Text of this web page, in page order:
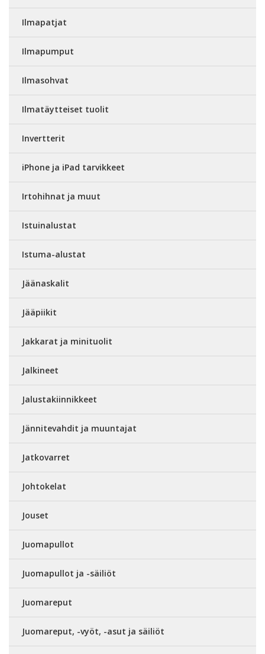
Ilmapatjat
Ilmapumput
Ilmasohvat
Ilmatäytteiset tuolit
Invertterit
iPhone ja iPad tarvikkeet
Irtohihnat ja muut
Istuinalustat
Istuma-alustat
Jäänaskalit
Jääpiikit
Jakkarat ja minituolit
Jalkineet
Jalustakiinnikkeet
Jännitevahdit ja muuntajat
Jatkovarret
Johtokelat
Jouset
Juomapullot
Juomapullot ja -säiliöt
Juomareput
Juomareput, -vyöt, -asut ja säiliöt